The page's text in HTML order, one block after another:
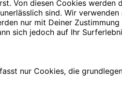
Von diesen Cookies werden
sind. Wir
nur mit Deiner
sich jedoch auf Ihr
nur Cookies, die